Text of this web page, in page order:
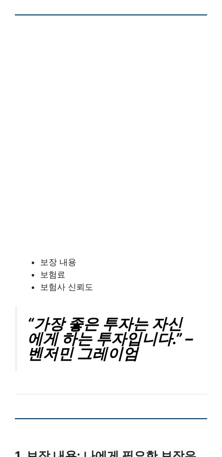
보장 내용
보험료
보험사 신뢰도
“가장 좋은 투자는 자신
에게 하는 투자입니다.” –
벤저민 그레이엄